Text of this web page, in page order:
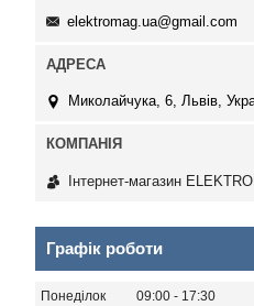
elektromag.ua@gmail.com
Миколайчука, 6, Львів,
Інтернет-магазин
Графік роботи
Понеділок 09:00
17:30